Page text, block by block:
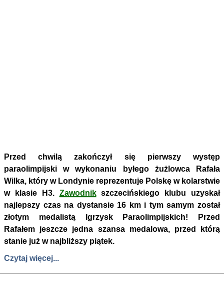
Przed chwilą zakończył się pierwszy występ
paraolimpijski w wykonaniu byłego żużlowca Rafała
Wilka, który w Londynie reprezentuje Polskę w kolarstwie
w klasie H3. Zawodnikszczecińskiego klubu uzyskał
najlepszy czas na dystansie 16 km i tym samym został
złotym medalistą Igrzysk Paraolimpijskich! Przed
Rafałem jeszcze jedna szansa medalowa, przed którą
stanie już w najbliższy piątek.
Czytaj więcej...